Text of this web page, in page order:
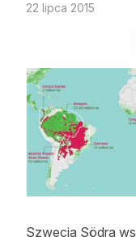
Kultura i
Strefa eksperta
Auto do lasu
Dla drwala
Leśnik na
22 lipca 2015
Szwecja Södra